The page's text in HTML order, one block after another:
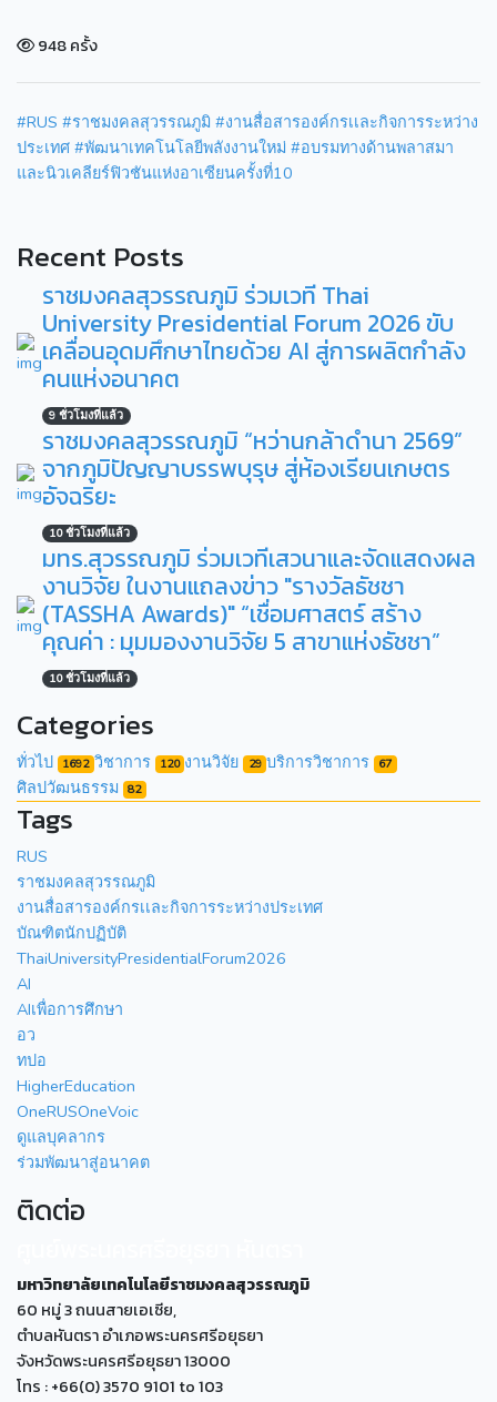
948 ครั้ง
#RUS #ราชมงคลสุวรรณภูมิ #งานสื่อสารองค์กรเเละกิจการระหว่าง
ประเทศ #พัฒนาเทคโนโลยีพลังงานใหม่ #อบรมทางด้านพลาสมา
และนิวเคลียร์ฟิวชันแห่งอาเซียนครั้งที่10
Recent Posts
ราชมงคลสุวรรณภูมิ ร่วมเวที Thai
University Presidential Forum 2026 ขับ
เคลื่อนอุดมศึกษาไทยด้วย AI สู่การผลิตกำลัง
คนแห่งอนาคต
9 ชั่วโมงที่แล้ว
ราชมงคลสุวรรณภูมิ “หว่านกล้าดำนา 2569”
จากภูมิปัญญาบรรพบุรุษ สู่ห้องเรียนเกษตร
อัจฉริยะ
10 ชั่วโมงที่แล้ว
มทร.สุวรรณภูมิ ร่วมเวทีเสวนาและจัดแสดงผล
งานวิจัย ในงานแถลงข่าว "รางวัลธัชชา
(TASSHA Awards)" “เชื่อมศาสตร์ สร้าง
คุณค่า : มุมมองงานวิจัย 5 สาขาแห่งธัชชา”
10 ชั่วโมงที่แล้ว
Categories
ทั่วไป 1692 วิชาการ 120 งานวิจัย 29 บริการวิชาการ 67
ศิลปวัฒนธรรม 82
Tags
RUS
ราชมงคลสุวรรณภูมิ
งานสื่อสารองค์กรเเละกิจการระหว่างประเทศ
บัณฑิตนักปฏิบัติ
ThaiUniversityPresidentialForum2026
AI
AIเพื่อการศึกษา
อว
ทปอ
HigherEducation
OneRUSOneVoic
ดูแลบุคลากร
ร่วมพัฒนาสู่อนาคต
ติดต่อ
มหาวิทยาลัยเทคโนโลยีราชมงคลสุวรรณภูมิ
60 หมู่ 3 ถนนสายเอเซีย,
ตำบลหันตรา อำเภอพระนครศรีอยุธยา
จังหวัดพระนครศรีอยุธยา 13000
โทร : +66(0) 3570 9101 to 103